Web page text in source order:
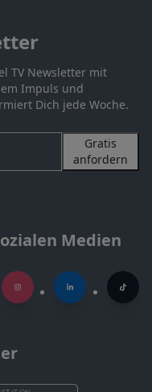
TV Newsletter mit
Impuls und
Dich jede Woche.
Gratis
anfordern
Medien